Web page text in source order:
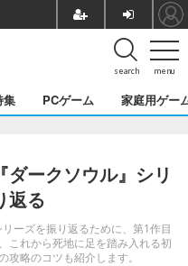
menu
search
集 PCゲーム 家庭用ゲー
ダークソウル』シリ
返る
ーズを振り返るために、第1作目
これから死地に足を踏み入れる初
略のコツも紹介します。